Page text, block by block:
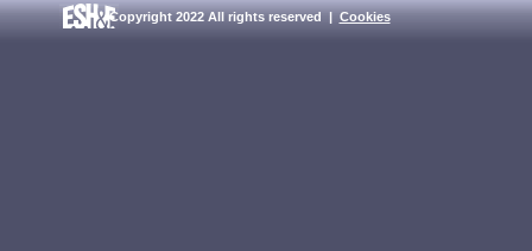
Copyright 2022 All rights reserved | Cookies